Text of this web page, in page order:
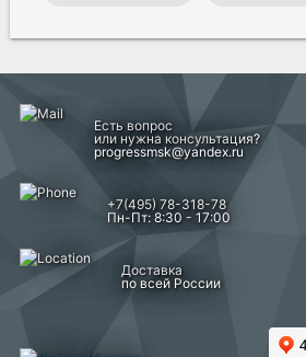
Есть вопрос
или нужна консультация?
progressmsk@yandex.ru
+7(495) 78-318-78
Пн-Пт: 8:30 - 17:00
Доставка
по всей России